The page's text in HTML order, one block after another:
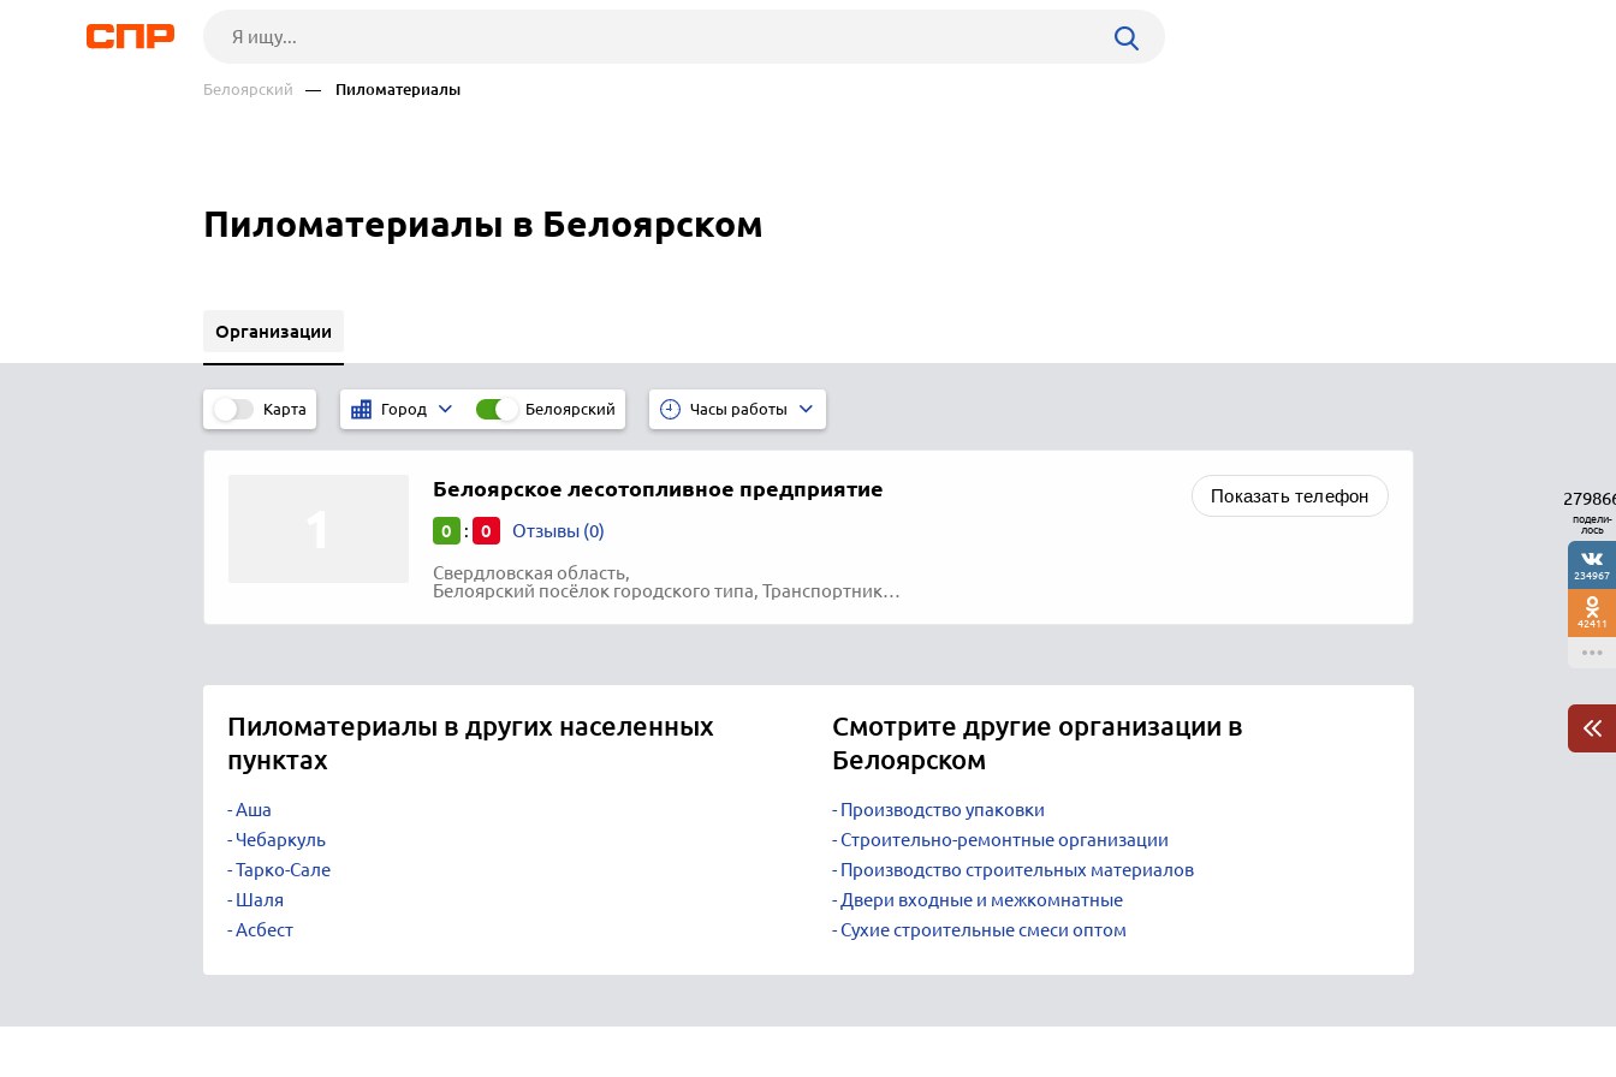
Белоярский — Пиломатериалы
Пиломатериалы в Белоярском
Организации
Карта Город Белоярский Часы работы
Белоярское лесотопливное предприятие
0 : 0 Отзывы (0)
Свердловская область,
Белоярский посёлок городского типа, Транспортников улица, 3-А
Показать телефон
Пиломатериалы в других населенных
пунктах
Аша
Чебаркуль
Тарко-Сале
Шаля
Асбест
Смотрите другие организации в
Белоярском
Производство упаковки
Строительно-ремонтные организации
Производство строительных материалов
Двери входные и межкомнатные
Сухие строительные смеси оптом
подели-
лось
234967
42411